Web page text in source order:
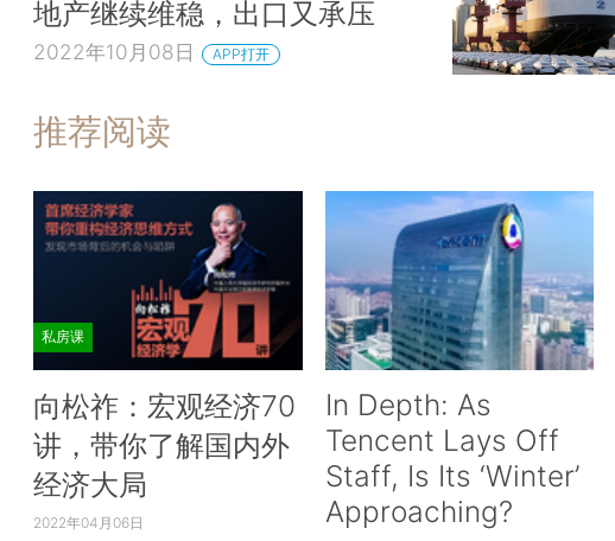
地产继续维稳，出口又承压
2022年10月08日 APP打开
推荐阅读
私房课
向松祚：宏观经济70
讲，带你了解国内外
经济大局
2022年04月06日
In Depth: As
Tencent Lays Off
Staff, Is Its ‘Winter’
Approaching?